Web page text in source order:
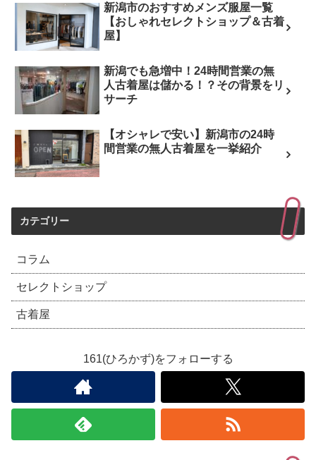
新潟市のおすすめメンズ服屋一覧
【おしゃれセレクトショップ＆古着
屋】
新潟でも急増中！24時間営業の無
人古着屋は儲かる！？その背景をリ
サーチ
【オシャレで安い】新潟市の24時
間営業の無人古着屋を一挙紹介
カテゴリー
コラム
セレクトショップ
古着屋
161(ひろかず)をフォローする